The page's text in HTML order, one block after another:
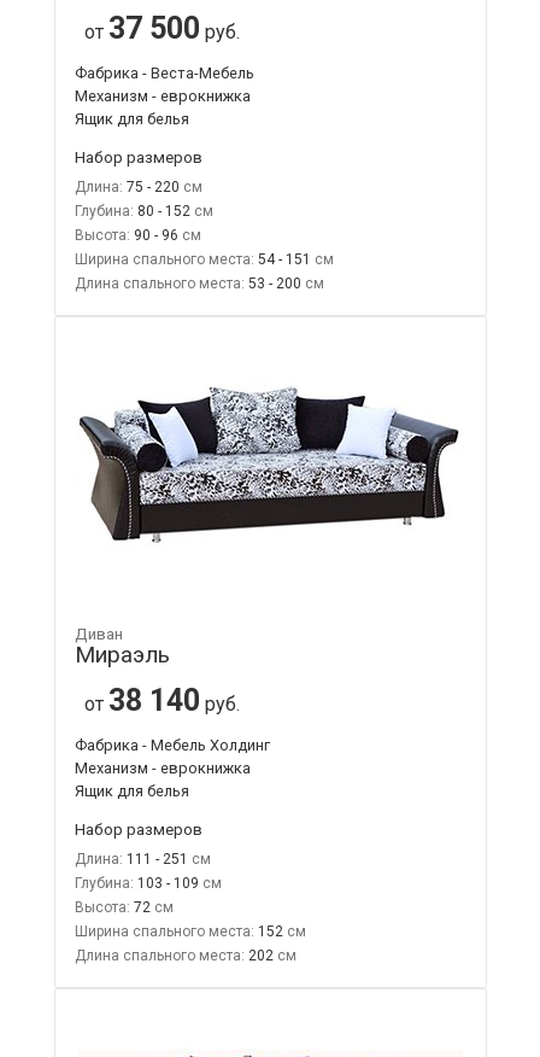
от 37 500 руб.
Фабрика - Веста-Мебель
Механизм - еврокнижка
Ящик для белья
Набор размеров
Длина: 75 - 220
Глубина: 80 - 152
Высота: 90 - 96
Ширина спального места: 54 - 151
Длина спального места: 53 - 200
Диван
Мираэль
от 38 140 руб.
Фабрика - Мебель Холдинг
Механизм - еврокнижка
Ящик для белья
Набор размеров
Длина: 111 - 251
Глубина: 103 - 109
Высота: 72
Ширина спального места: 152
Длина спального места: 202